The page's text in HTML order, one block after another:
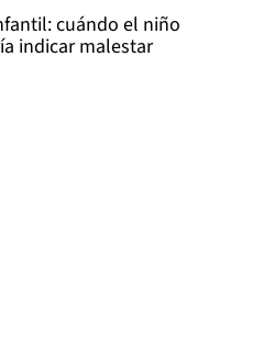
cuándo el niño
indicar malestar